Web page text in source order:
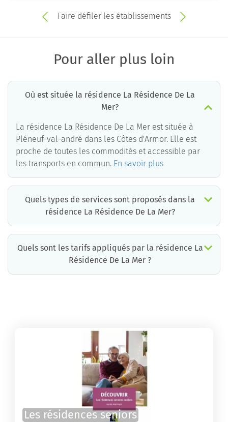
Faire défiler les établissements
Pour aller plus loin
Où est située la résidence La Résidence De La
Mer?
La résidence La Résidence De La Mer est située à
Pléneuf-val-andré dans les Côtes d'Armor. Elle est
proche de toutes les commodités et accessible par
les transports en commun. En savoir plus
Quels types de services sont proposés dans la
résidence La Résidence De La Mer?
Quels sont les tarifs appliqués par la résidence La
Résidence De La Mer ?
Les résidences seniors